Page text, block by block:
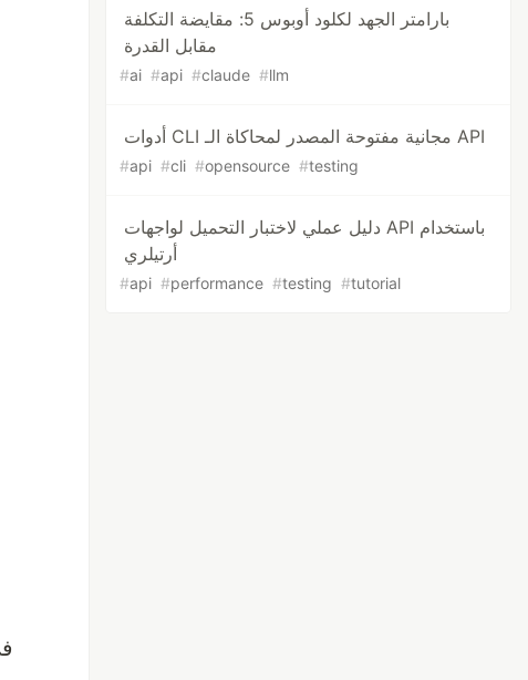
بارامتر الجهد لكلود أوبوس 5: مقايضة التكلفة
مقابل القدرة
#ai #api #claude #llm
أدوات CLI مجانية مفتوحة المصدر لمحاكاة الـ API
#api #cli #opensource #testing
دليل عملي لاختبار التحميل لواجهات API باستخدام
أرتيلري
#api #performance #testing #tutorial